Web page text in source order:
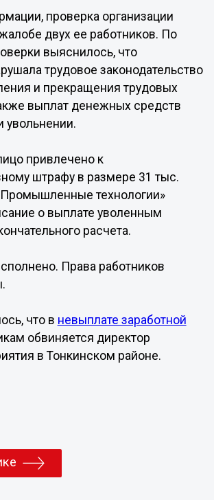
проверка организации
двух ее работников. По
выяснилось, что
трудовое законодательство
и прекращения трудовых
выплат денежных средств
увольнении.
привлечено к
штрафу в размере 31 тыс.
технологии»
о выплате уволенным
расчета.
Права работников
что в невыплате заработной
обвиняется директор
в Тонкинском районе.